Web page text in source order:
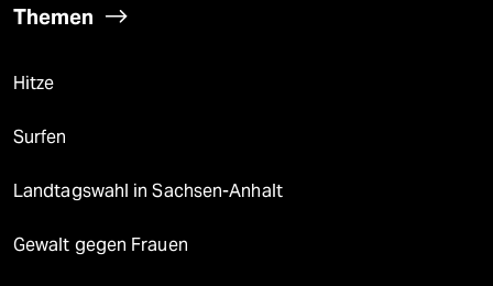
Themen
Hitze
Surfen
Landtagswahl in Sachsen-Anhalt
Gewalt gegen Frauen